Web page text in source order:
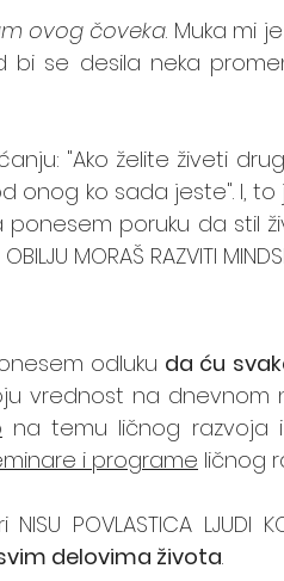
ovog čoveka. Muka mi
se desila neka
"Ako želite živeti
onog ko sada jeste". I,
poruku da stil
MORAŠ RAZVITI
odluku da ću
vrednost na dnevnom
na temu ličnog razvoja
i programe ličnog
POVLASTICA LJUDI
delovima života.